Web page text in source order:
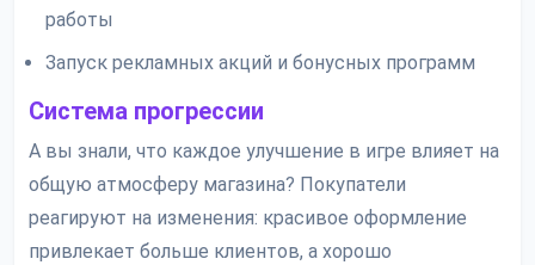
работы
Запуск рекламных акций и бонусных программ
Система прогрессии
А вы знали, что каждое улучшение в игре влияет на
общую атмосферу магазина? Покупатели
реагируют на изменения: красивое оформление
привлекает больше клиентов, а хорошо